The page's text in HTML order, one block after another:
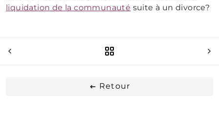
liquidation de la communauté suite à un divorce?
Retour